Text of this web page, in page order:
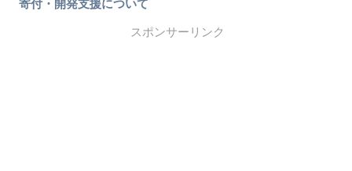
寄付・開発支援について
スポンサーリンク